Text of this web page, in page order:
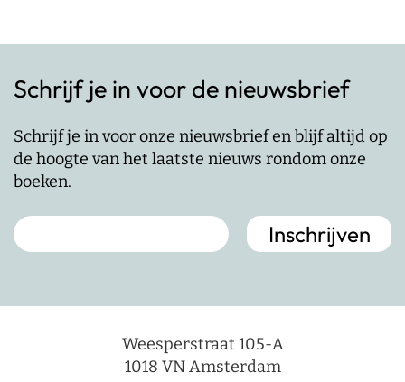
Schrijf je in voor de nieuwsbrief
Schrijf je in voor onze nieuwsbrief en blijf altijd op
de hoogte van het laatste nieuws rondom onze
boeken.
Weesperstraat 105-A
1018 VN Amsterdam